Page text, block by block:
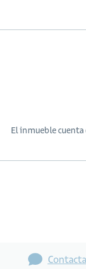
El inmueble cuenta